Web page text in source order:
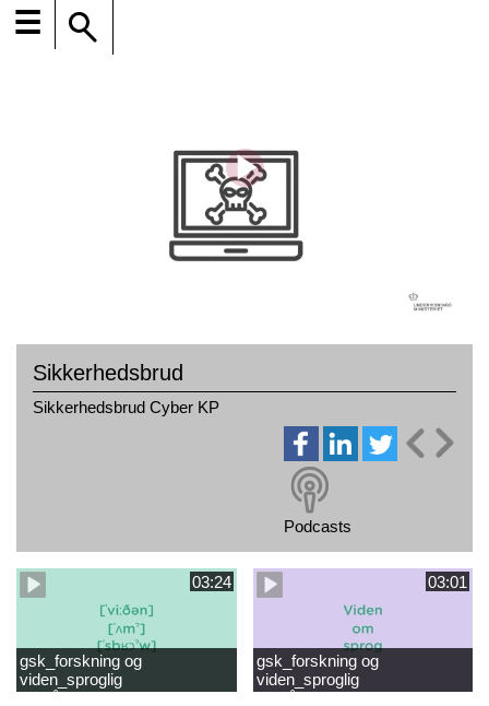
☰
Sikkerhedsbrud
Sikkerhedsbrud Cyber KP
Podcasts
03:24
gsk_forskning og
viden_sproglig
03:01
gsk_forskning og
viden_sproglig